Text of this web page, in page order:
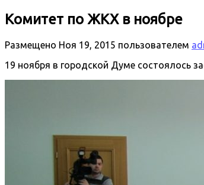
Комитет по ЖКХ в ноябре
Размещено Ноя 19, 2015 пользователем
19 ноября в городской Думе состоялось